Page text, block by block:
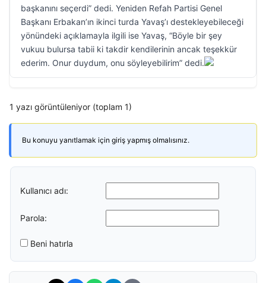
başkanını seçerdi” dedi. Yeniden Refah Partisi Genel
Başkanı Erbakan’ın ikinci turda Yavaş’ı destekleyebileceği
yönündeki açıklamayla ilgili ise Yavaş, “Böyle bir şey
vukuu bulursa tabii ki takdir kendilerinin ancak teşekkür
ederim. Onur duydum, onu söyleyebilirim” dedi.
1 yazı görüntüleniyor (toplam 1)
Bu konuyu yanıtlamak için giriş yapmış olmalısınız.
Kullanıcı adı:
Parola:
Beni hatırla